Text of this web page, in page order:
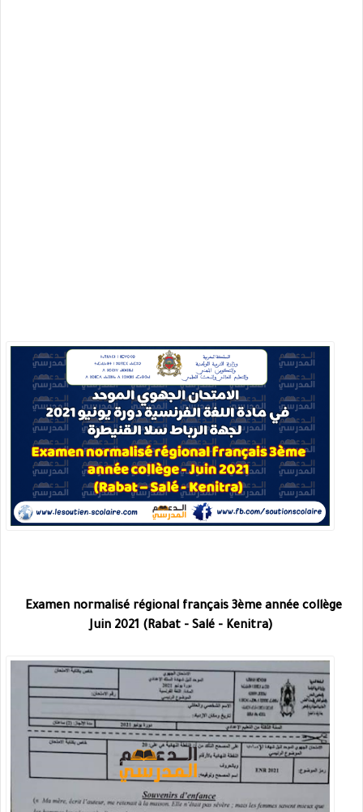
Examen normalisé régional français 3ème année collège
Juin 2021 (Rabat - Salé - Kenitra)